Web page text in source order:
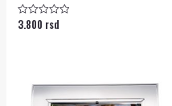
Ocenjeno
3.800 rsd